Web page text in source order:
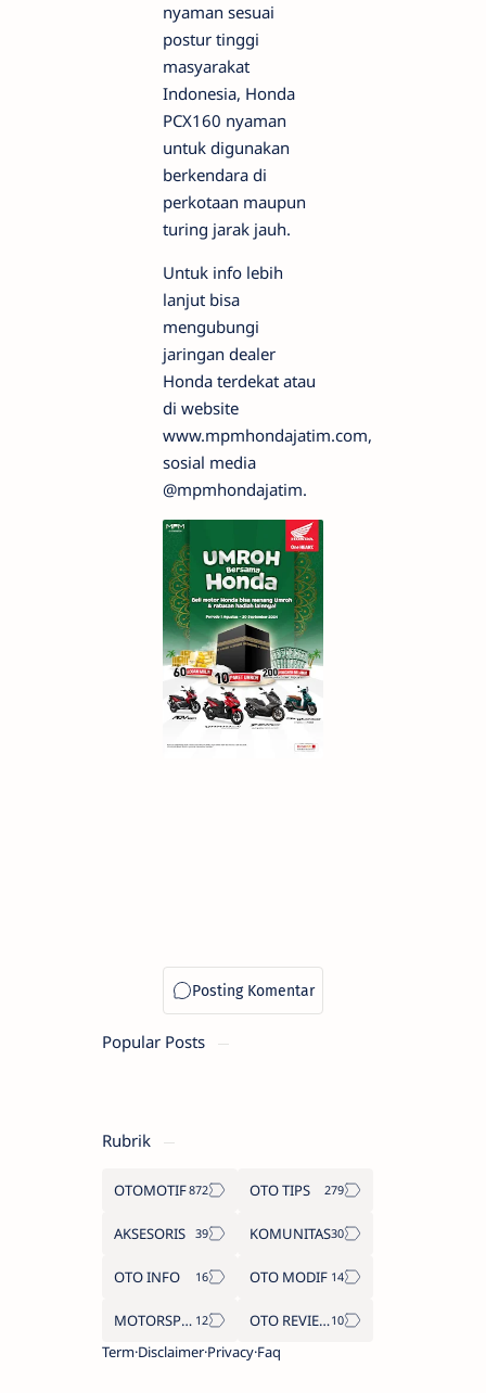
nyaman sesuai
postur tinggi
masyarakat
Indonesia, Honda
PCX160 nyaman
untuk digunakan
berkendara di
perkotaan maupun
turing jarak jauh.
Untuk info lebih
lanjut bisa
mengubungi
jaringan dealer
Honda terdekat atau
di website
www.mpmhondajatim.com,
sosial media
@mpmhondajatim.
Popular Posts
Rubrik
OTOMOTIF OTO TIPS
AKSESORIS KOMUNITAS
OTO INFO OTO MODIF
MOTORSPORT
OTO REVIEW
Term Disclaimer Privacy Faq